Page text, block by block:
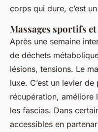
corps qui dure, c’est
Massages sportifs
Après une semaine
de déchets
lésions, tensions. Le
luxe. C’est un levier
récupération, améliore
les fascias. Dans
accessibles en